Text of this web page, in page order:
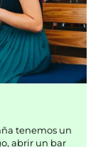
tenemos un
abrir un bar